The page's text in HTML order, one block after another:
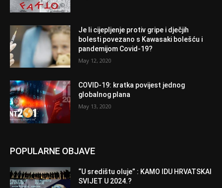
Je li cijepljenje protiv gripe i dječjih
bolesti povezano s Kawasaki bolešću i
pandemijom Covid-19?
May 12, 2020
COVID-19: kratka povijest jednog
globalnog plana
May 13, 2020
POPULARNE OBJAVE
“U središtu oluje” : KAMO IDU HRVATSKAI
SVIJET U 2024.?